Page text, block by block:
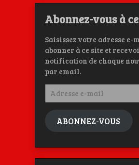
Abonnez-vous à
Saisissez votre adresse e-
abonner à ce site et
notification de chaque
par email.
Adresse
mail
ABONNEZ-VOUS